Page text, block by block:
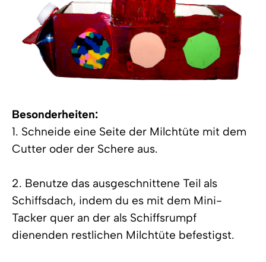
Besonderheiten:
1. Schneide eine Seite der Milchtüte mit dem
Cutter oder der Schere aus.
2. Benutze das ausgeschnittene Teil als
Schiffsdach, indem du es mit dem Mini-
Tacker quer an der als Schiffsrumpf
dienenden restlichen Milchtüte befestigst.